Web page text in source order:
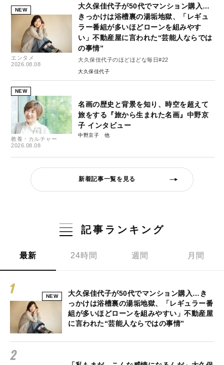
NEW
エンタメ
2026.08.08
大久保佳代子が50代でマンション購入…
きっかけは浴槽裏の湯垢地獄、「レギュ
ラー番組が多いほどローンを組みやす
い」不動産屋に言われた“芸能人ならでは
の事情”
大久保佳代子のほどほどな毎日#22
大久保佳代子
NEW
教養・カルチャー
2026.08.08
名画の歴史と背景を知り、時空を超えて
旅をする『旅から生まれた名画』中野京
子 インタビュー
中野京子
新着記事一覧を見る
記事ランキング
最新 24時間 週間 月間
NEW
大久保佳代子が50代でマンション購入…き
っかけは浴槽裏の湯垢地獄、「レギュラー番
組が多いほどローンを組みやすい」不動産屋
に言われた“芸能人ならではの事情”